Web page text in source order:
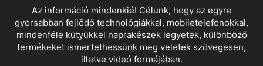
Az információ mindenkié! Célunk, hogy az egyre
gyorsabban fejlődő technológiákkal, mobiletelefonokkal,
mindenféle kütyükkel naprakészek legyetek, különböző
termékeket ismertethessünk meg veletek szövegesen,
illetve videó formájában.